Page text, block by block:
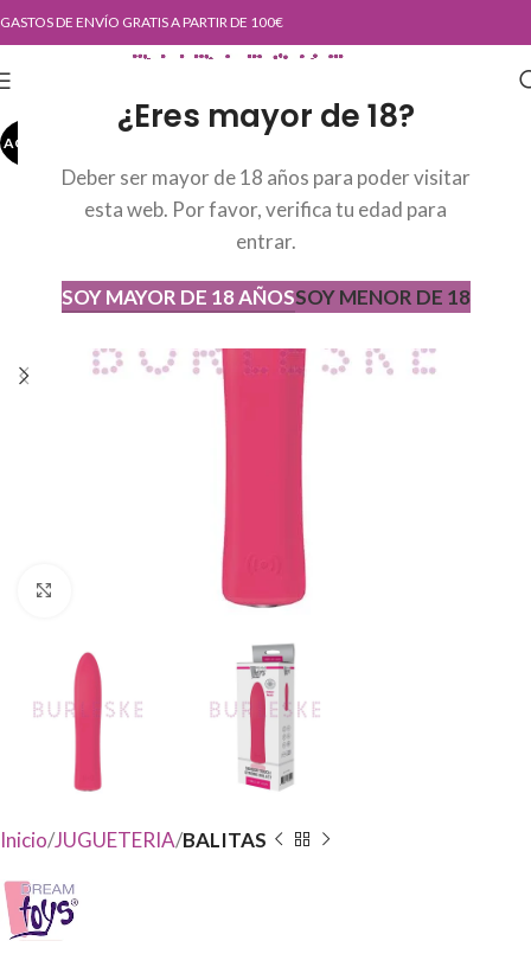
¿Eres mayor de 18?
Deber ser mayor de 18 años para poder visitar
esta web. Por favor, verifica tu edad para
entrar.
SOY MAYOR DE 18 AÑOSSOY MENOR DE 18
GASTOS DE ENVÍO GRATIS A PARTIR DE 100€
AGOT
Haga Click para agrandar
AGOTADO
Inicio JUGUETERIA BALITAS